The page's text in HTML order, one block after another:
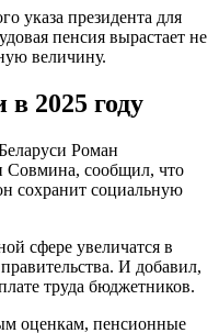
указа президента для
пенсия вырастает не
величину.
2025 году
Роман
Совмина, сообщил, что
сохранит социальную
сфере увеличатся в
И добавил,
труда бюджетников.
оценкам, пенсионные